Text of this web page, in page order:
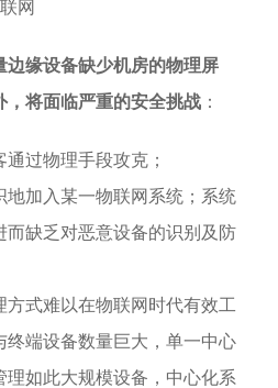
边缘设备缺少机房的物理屏
，将面临严重的安全挑战 ：
过物理手段攻克；
地加入某一物联网系统；系统
而缺乏对恶意设备的识别及防
方式难以在物联网时代有效工
终端设备数量巨大，单一中心
理如此大规模设备，中心化系